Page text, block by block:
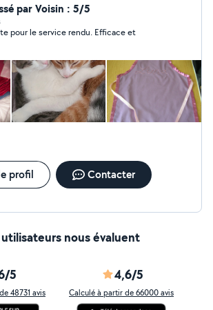
de tous horizons et aider. Je n'ai
donc pas la possibilité de répondre
N'hésitez pas à me contacter par
soixantetrois
en laissant un message.
par Voisin : 5/5
pour le service rendu. Efficace et
profil Contacter
nous évaluent
5
48731 avis
4,6/5
Calculé à partir de 66000 avis